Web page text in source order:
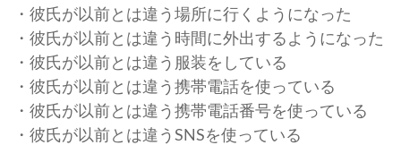
・彼氏が以前とは違う場所に行くようになった
・彼氏が以前とは違う時間に外出するようになった
・彼氏が以前とは違う服装をしている
・彼氏が以前とは違う携帯電話を使っている
・彼氏が以前とは違う携帯電話番号を使っている
・彼氏が以前とは違うSNSを使っている